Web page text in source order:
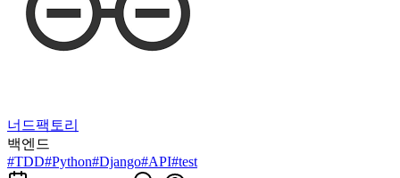
너드팩토리
백엔드
#TDD#Python#Django#API#test